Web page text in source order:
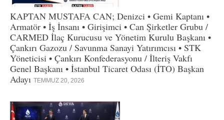
KAPTAN MUSTAFA CAN; Denizci • Gemi Kaptanı •
Armatör • İş İnsanı • Girişimci • Can Şirketler Grubu /
CARMED İlaç Kurucusu ve Yönetim Kurulu Başkanı •
Çankırı Gazozu / Savunma Sanayi Yatırımcısı • STK
Yöneticisi • Çankırı Konfederasyonu / İlteriş Vakfı
Genel Başkanı • İstanbul Ticaret Odası (İTO) Başkan
Adayı TEMMUZ 20, 2026